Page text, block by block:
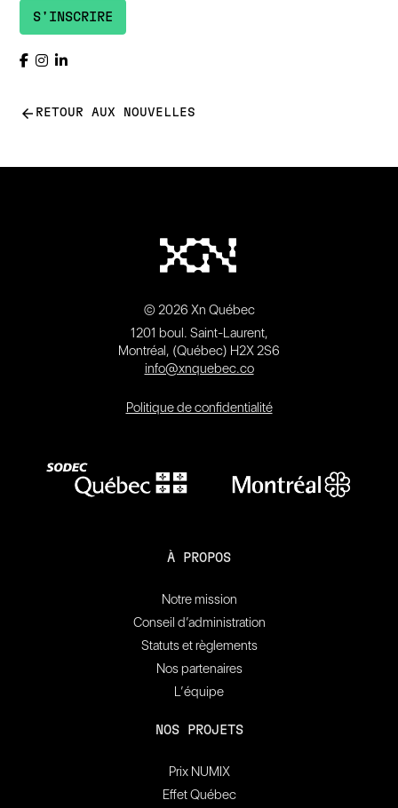
S'INSCRIRE
arrow_back RETOUR AUX NOUVELLES
© 2026 Xn Québec
1201 boul. Saint-Laurent,
Montréal, (Québec) H2X 2S6
info@xnquebec.co
Politique de confidentialité
À PROPOS
Notre mission
Conseil d’administration
Statuts et règlements
Nos partenaires
L’équipe
NOS PROJETS
Prix NUMIX
Effet Québec